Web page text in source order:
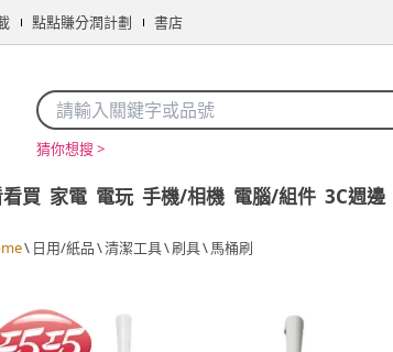
點點賺分潤計劃 書店
猜你想搜 >
買 家電 電玩 手機/相機 電腦/組件 3C週邊
\ 日用/紙品\清潔工具\刷具\馬桶刷